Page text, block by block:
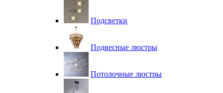
Подсветки
Подвесные люстры
Потолочные люстры